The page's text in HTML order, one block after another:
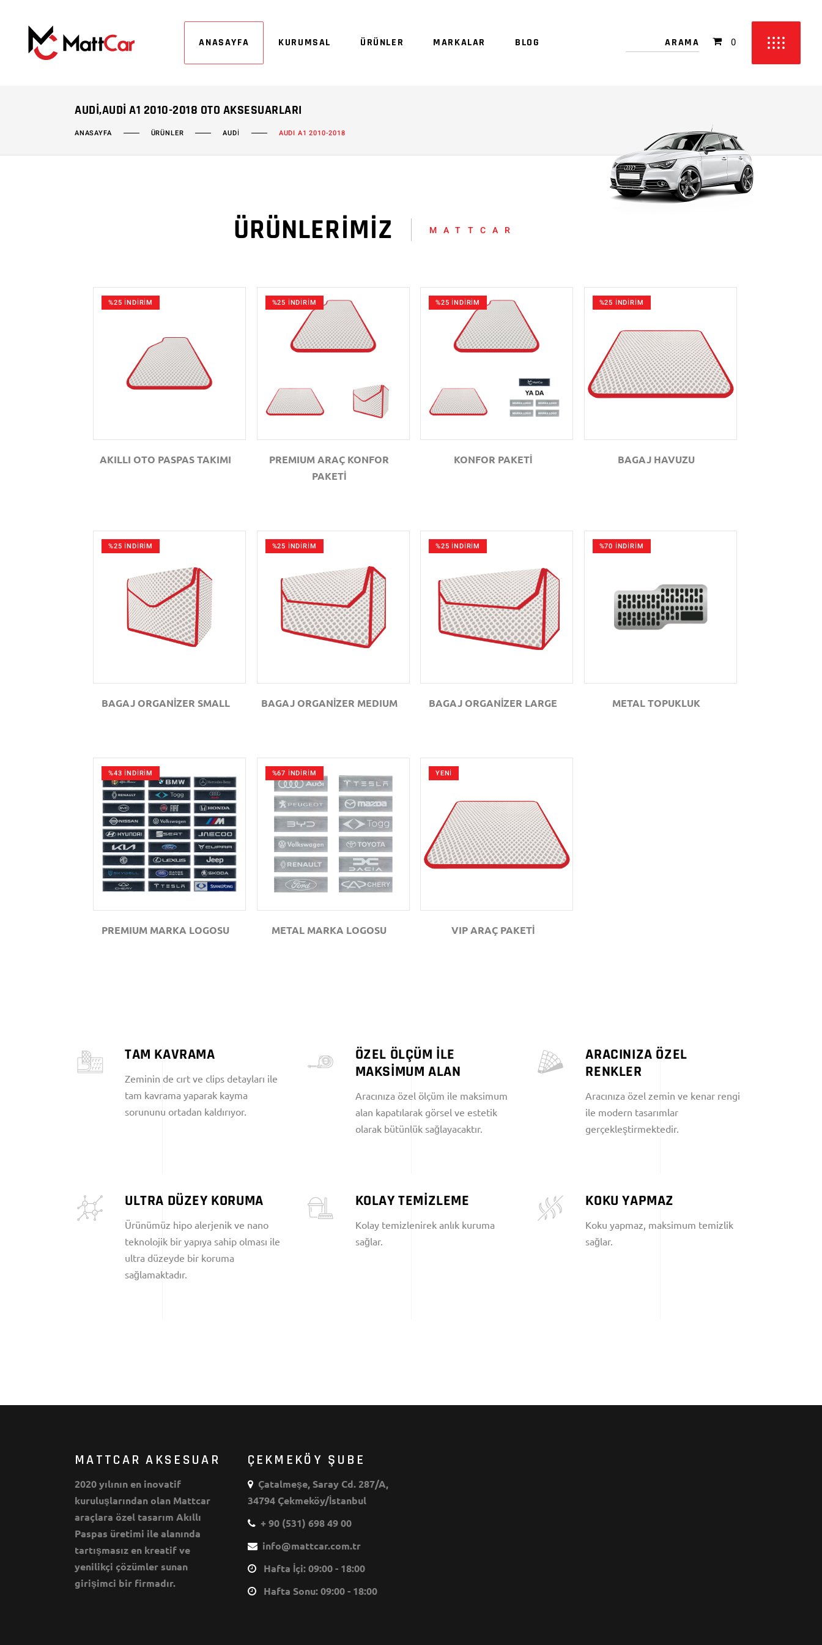
ANASAYFA KURUMSAL ÜRÜNLER MARKALAR BLOG 0
AUDI,AUDI A1 2010-2018 OTO AKSESUARLARI
ANASAYFA ÜRÜNLER AUDİ AUDI A1 2010-2018
MATTCAR
ÜRÜNLERİMİZ
%25 İNDİRİM
GÖZAT
AKILLI OTO PASPAS TAKIMI
%25 İNDİRİM
PREMIUM ARAÇ KONFOR
PAKETİ
%25 İNDİRİM
KONFOR PAKETİ
%25 İNDİRİM
GÖZAT
BAGAJ HAVUZU
%25 İNDİRİM
GÖZAT
BAGAJ ORGANİZER SMALL
%25 İNDİRİM
GÖZAT
BAGAJ ORGANİZER MEDIUM
%25 İNDİRİM
GÖZAT
BAGAJ ORGANİZER LARGE
%70 İNDİRİM
GÖZAT
METAL TOPUKLUK
%43 İNDİRİM
GÖZAT
PREMIUM MARKA LOGOSU
%67 İNDİRİM
GÖZAT
METAL MARKA LOGOSU
YENİ
GÖZAT
VIP ARAÇ PAKETİ
TAM KAVRAMA
Zeminin de cırt ve clips detayları ile
tam kavrama yaparak kayma
sorununu ortadan kaldırıyor.
ÖZEL ÖLÇÜM İLE
MAKSİMUM ALAN
Aracınıza özel ölçüm ile maksimum
alan kapatılarak görsel ve estetik
olarak bütünlük sağlayacaktır.
ARACINIZA ÖZEL
RENKLER
Aracınıza özel zemin ve kenar rengi
ile modern tasarımlar
gerçekleştirmektedir.
ULTRA DÜZEY KORUMA
Ürünümüz hipo alerjenik ve nano
teknolojik bir yapıya sahip olması ile
ultra düzeyde bir koruma
sağlamaktadır.
KOLAY TEMİZLEME
Kolay temizlenirek anlık kuruma
sağlar.
KOKU YAPMAZ
Koku yapmaz, maksimum temizlik
sağlar.
MATTCAR AKSESUAR
2020 yılının en inovatif
kuruluşlarından olan Mattcar
araçlara özel tasarım Akıllı
Paspas üretimi ile alanında
tartışmasız en kreatif ve
yenilikçi çözümler sunan
girişimci bir firmadır.
ÇEKMEKÖY ŞUBE
Çatalmeşe, Saray Cd. 287/A,
34794 Çekmeköy/İstanbul
+ 90 (531) 698 49 00
info@mattcar.com.tr
Hafta İçi: 09:00 - 18:00
Hafta Sonu: 09:00 - 18:00